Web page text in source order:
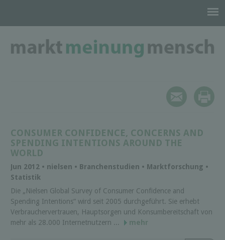
CONSUMER CONFIDENCE, CONCERNS AND
SPENDING INTENTIONS AROUND THE
WORLD
Jun 2012 • nielsen • Branchenstudien • Marktforschung •
Statistik
Die „Nielsen Global Survey of Consumer Confidence and
Spending Intentions“ wird seit 2005 durchgeführt. Sie erhebt
Verbrauchervertrauen, Hauptsorgen und Konsumbereitschaft von
mehr als 28.000 Internetnutzern ...
mehr